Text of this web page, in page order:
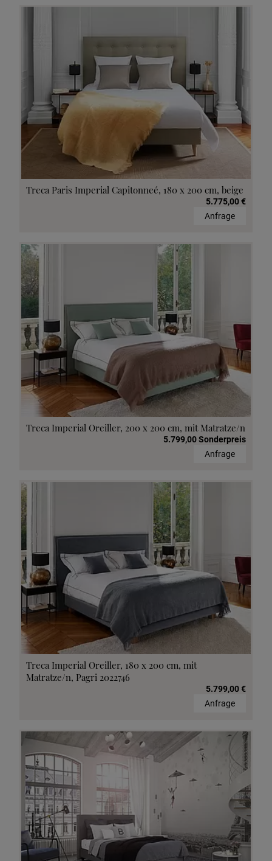
Treca Paris Imperial Capitonneé, 180 x 200 cm, beige
5.775,00 €
Anfrage
Treca Imperial Oreiller, 200 x 200 cm, mit Matratze/n
5.799,00 Sonderpreis
Anfrage
Treca Imperial Oreiller, 180 x 200 cm, mit
Matratze/n, Pagri 2022746
5.799,00 €
Anfrage